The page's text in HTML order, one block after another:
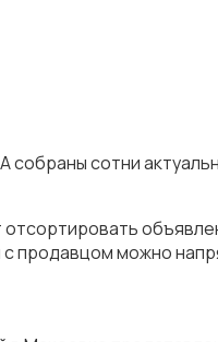
сотни
продавцом можно